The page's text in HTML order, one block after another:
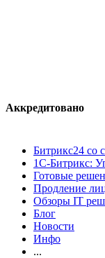
Аккредитовано
Битрикс24 со
1С-Битрикс:
Готовые
Продление
Обзоры IT
Блог
Новости
Инфо
...